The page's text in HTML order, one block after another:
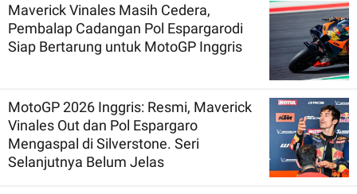
Maverick Vinales Masih Cedera,
Pembalap Cadangan Pol Espargarodi
Siap Bertarung untuk MotoGP Inggris
MotoGP 2026 Inggris: Resmi, Maverick
Vinales Out dan Pol Espargaro
Mengaspal di Silverstone. Seri
Selanjutnya Belum Jelas